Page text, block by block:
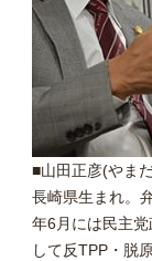
■山田正彦(やま
長崎県生まれ。
年6月には民主
して反TPP・脱